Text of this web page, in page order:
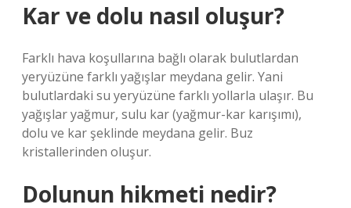
Kar ve dolu nasıl oluşur?
Farklı hava koşullarına bağlı olarak bulutlardan
yeryüzüne farklı yağışlar meydana gelir. Yani
bulutlardaki su yeryüzüne farklı yollarla ulaşır. Bu
yağışlar yağmur, sulu kar (yağmur-kar karışımı),
dolu ve kar şeklinde meydana gelir. Buz
kristallerinden oluşur.
Dolunun hikmeti nedir?